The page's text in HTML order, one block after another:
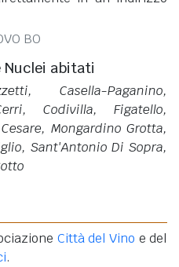
BO
Nuclei abitati
Casella-Paganino,
Codivilla, Figatello,
Mongardino Grotta,
Sant'Antonio Di Sopra,
Città del Vino e del
.